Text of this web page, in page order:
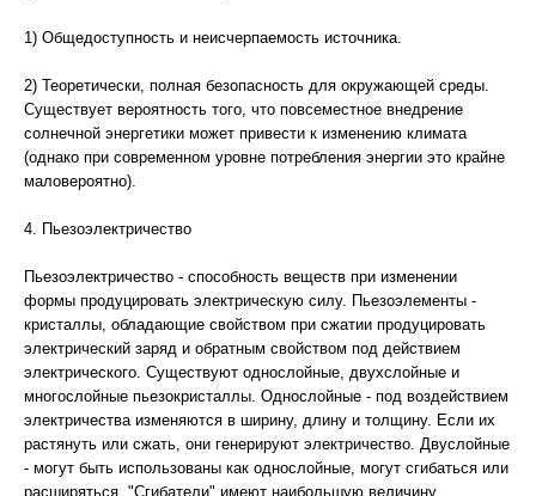
1) Общедоступность и неисчерпаемость источника.
2) Теоретически, полная безопасность для окружающей среды.
Существует вероятность того, что повсеместное внедрение
солнечной энергетики может привести к изменению климата
(однако при современном уровне потребления энергии это крайне
маловероятно).
4. Пьезоэлектричество
Пьезоэлектричество - способность веществ при изменении
формы продуцировать электрическую силу. Пьезоэлементы -
кристаллы, обладающие свойством при сжатии продуцировать
электрический заряд и обратным свойством под действием
электрического. Существуют однослойные, двухслойные и
многослойные пьезокристаллы. Однослойные - под воздействием
электричества изменяются в ширину, длину и толщину. Если их
растянуть или сжать, они генерируют электричество. Двуслойные
- могут быть использованы как однослойные, могут сгибаться или
расширяться. "Сгибатели" имеют наибольшую величину